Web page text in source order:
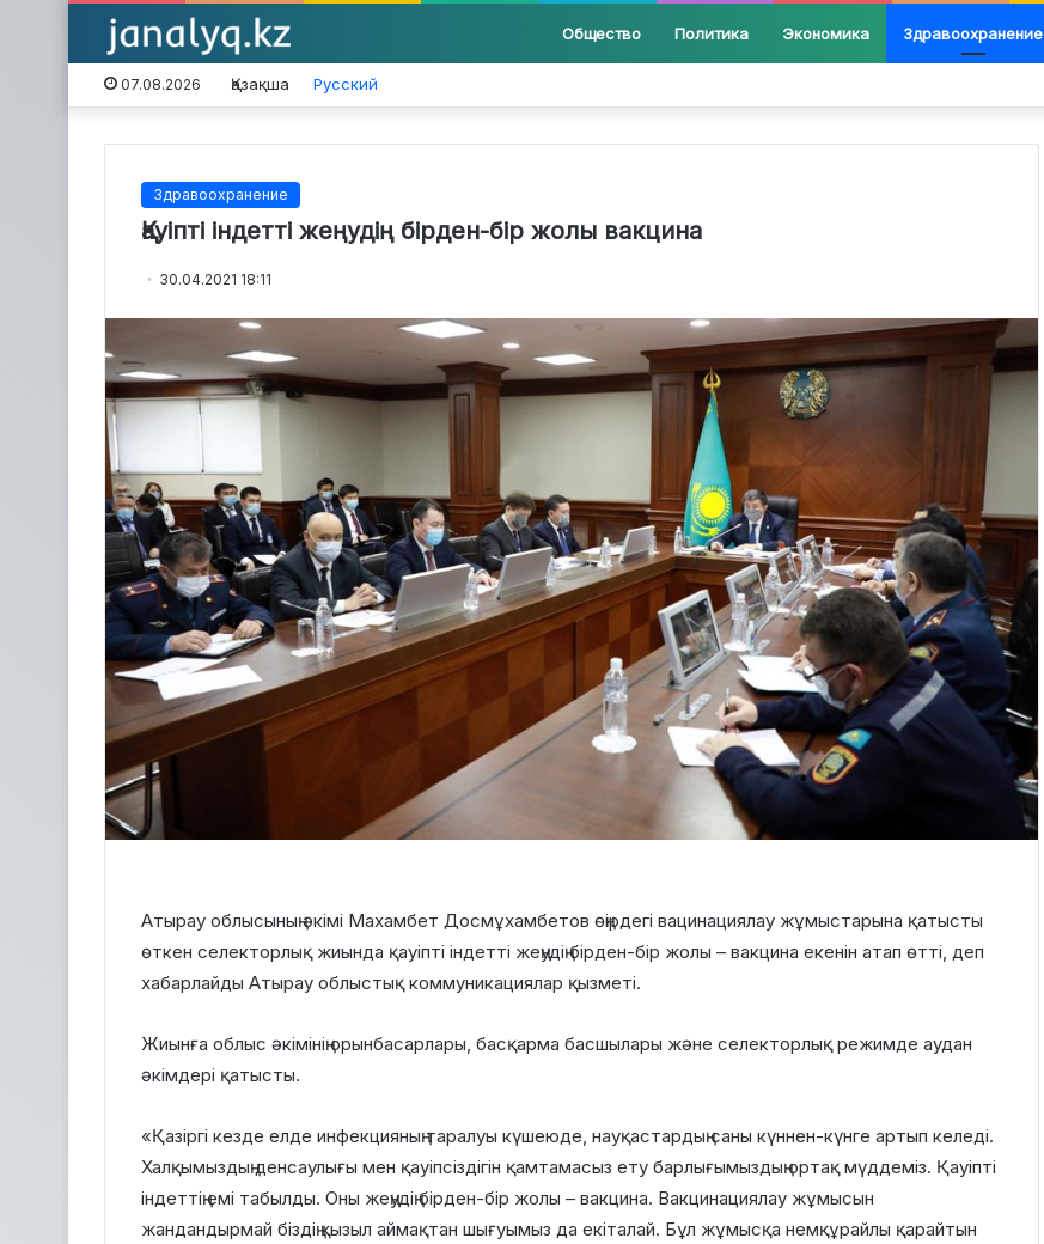
Общество Политика Экономика Здравоохранение
07.08.2026 Қазақша Русский
Здравоохранение
Қауіпті індетті жеңудің бірден-бір жолы вакцина
30.04.2021 18:11
Атырау облысының әкімі Махамбет Досмұхамбетов өңірдегі вацинациялау жұмыстарына қатысты
өткен селекторлық жиында қауіпті індетті жеңудің бірден-бір жолы – вакцина екенін атап өтті, деп
хабарлайды Атырау облыстық коммуникациялар қызметі.
Жиынға облыс әкімінің орынбасарлары, басқарма басшылары және селекторлық режимде аудан
әкімдері қатысты.
«Қазіргі кезде елде инфекцияның таралуы күшеюде, науқастардың саны күннен-күнге артып келеді.
Халқымыздың денсаулығы мен қауіпсіздігін қамтамасыз ету барлығымыздың ортақ мүддеміз. Қауіпті
індеттің емі табылды. Оны жеңудің бірден-бір жолы – вакцина. Вакцинациялау жұмысын
жандандырмай біздің қызыл аймақтан шығуымыз да екіталай. Бұл жұмысқа немқұрайлы қарайтын